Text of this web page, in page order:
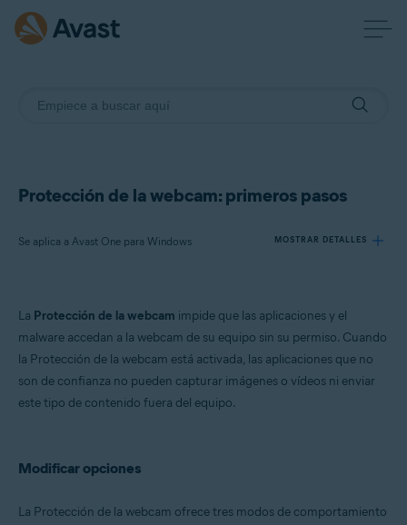
Protección de la webcam: primeros pasos
Se aplica a Avast One para Windows MOSTRAR DETALLES
Productos:
Avast One 24.x para Windows
Microsoft Windows 11 Home/Pro/Enterprise/Education
Microsoft Windows 7 Home Basic/Home
Premium/Professional/Enterprise/Ultimate - Service Pack 1 con
La Protección de la webcam impide que las aplicaciones y el
malware accedan a la webcam de su equipo sin su permiso. Cuando
la Protección de la webcam está activada, las aplicaciones que no
son de confianza no pueden capturar imágenes o vídeos ni enviar
este tipo de contenido fuera del equipo.
Modificar opciones
La Protección de la webcam ofrece tres modos de comportamiento